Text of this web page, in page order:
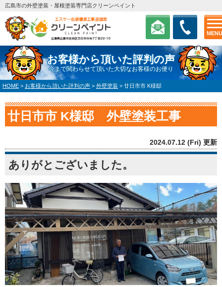
MENU
広島市の外壁塗装・屋根塗装専門店クリーンペイント
お客様から頂いた評判の声
今まで関わらせて頂いた大切なお客様のお便り
HOME > お客様から頂いた評判の声 > 外壁塗装 > 廿日市市 K様邸
廿日市市 K様邸 外壁塗装工事
2024.07.12 (Fri) 更新
ありがとございました。